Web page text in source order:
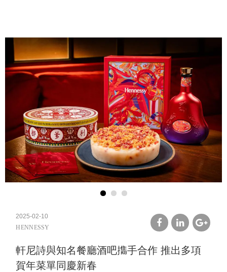
2025-02-10
HENNESSY
plus
軒尼詩與知名餐廳酒吧㩦手合作 推出多項
賀年菜單同慶新春